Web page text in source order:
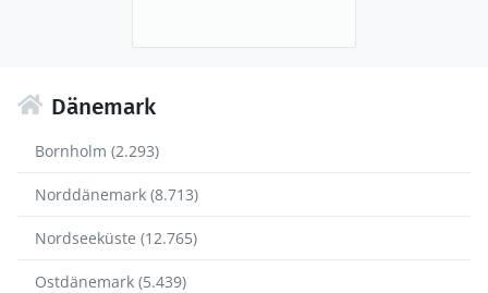
Dänemark
Bornholm (2.293)
Norddänemark (8.713)
Nordseeküste (12.765)
Ostdänemark (5.439)